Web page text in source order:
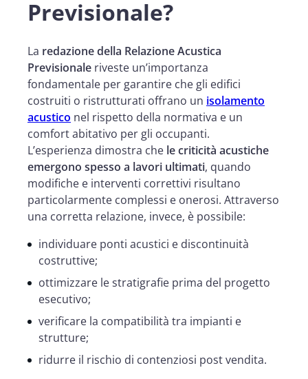
Previsionale?
La redazione della Relazione Acustica
Previsionale riveste un’importanza
fondamentale per garantire che gli edifici
costruiti o ristrutturati offrano un isolamento
acustico nel rispetto della normativa e un
comfort abitativo per gli occupanti.
L’esperienza dimostra che le criticità acustiche
emergono spesso a lavori ultimati, quando
modifiche e interventi correttivi risultano
particolarmente complessi e onerosi. Attraverso
una corretta relazione, invece, è possibile:
individuare ponti acustici e discontinuità
costruttive;
ottimizzare le stratigrafie prima del progetto
esecutivo;
verificare la compatibilità tra impianti e
strutture;
ridurre il rischio di contenziosi post vendita.